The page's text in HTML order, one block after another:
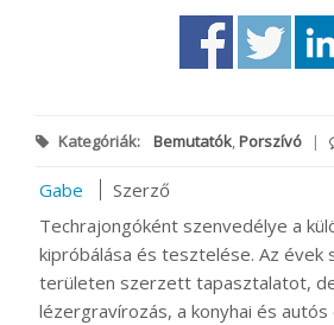
Kategóriák: Bemutatók,Porszívó |
Gabe
Szerző
Techrajongóként szenvedélye a
kipróbálása és tesztelése. Az évek
területen szerzett tapasztalatot,
lézergravírozás, a konyhai és